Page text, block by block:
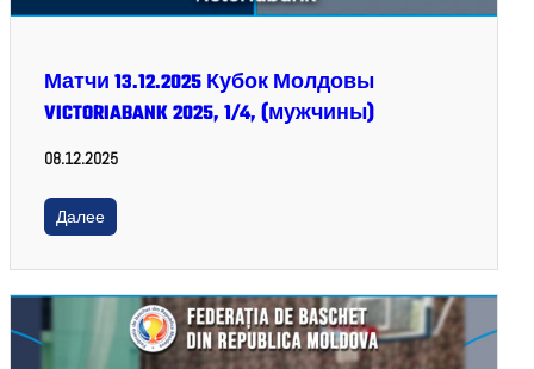
Матчи 13.12.2025 Кубок Молдовы
VICTORIABANK 2025, 1/4, (мужчины)
08.12.2025
Далее